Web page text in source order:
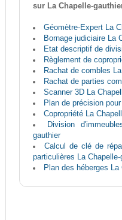
sur La Chapelle-
Géomètre-Expert La
Bornage judiciaire La
Etat descriptif de
Règlement de
Rachat de combles
Rachat de parties
Scanner 3D La
Plan de précision
Copropriété La
Division
gauthier
Calcul de clé de
particulières La Chapelle-
Plan des héberges La